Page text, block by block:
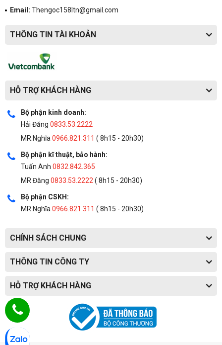
Email: Thengoc158ltn@gmail.com
THÔNG TIN TÀI KHOẢN
HỖ TRỢ KHÁCH HÀNG
Bộ phận kinh doanh:
Hải Đăng 0833.53.2222
MR.Nghĩa 0966.821.311 ( 8h15 - 20h30)
Bộ phận kĩ thuật, bảo hành:
Tuấn Anh 0832.842.365
MR Đăng 0833.53.2222 ( 8h15 - 20h30)
Bộ phận CSKH:
MR Nghĩa 0966.821.311 ( 8h15 - 20h30)
CHÍNH SÁCH CHUNG
THÔNG TIN CÔNG TY
HỖ TRỢ KHÁCH HÀNG